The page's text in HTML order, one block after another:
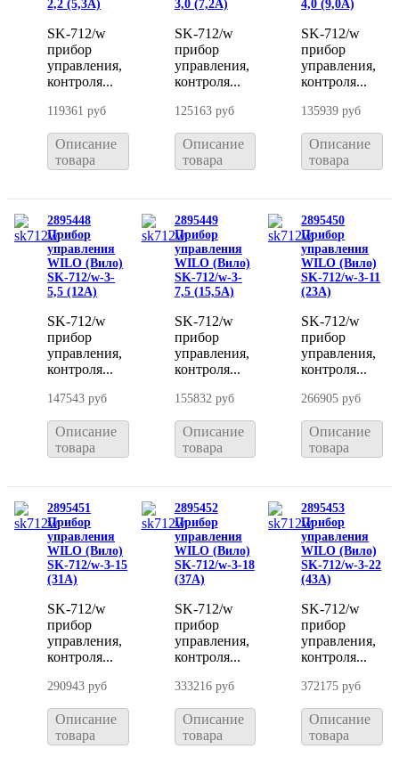
2,2 (5,3A)
SK-712/w
прибор
управления,
контроля...
119361 руб
Описание
товара
3,0 (7,2A)
SK-712/w
прибор
управления,
контроля...
125163 руб
Описание
товара
4,0 (9,0A)
SK-712/w
прибор
управления,
контроля...
135939 руб
Описание
товара
2895448
Прибор
управления
WILO (Вило)
SK-712/w-3-
5,5 (12A)
SK-712/w
прибор
управления,
контроля...
147543 руб
Описание
товара
2895449
Прибор
управления
WILO (Вило)
SK-712/w-3-
7,5 (15,5A)
SK-712/w
прибор
управления,
контроля...
155832 руб
Описание
товара
2895450
Прибор
управления
WILO (Вило)
SK-712/w-3-11
(23A)
SK-712/w
прибор
управления,
контроля...
266905 руб
Описание
товара
2895451
Прибор
управления
WILO (Вило)
SK-712/w-3-15
(31A)
SK-712/w
прибор
управления,
контроля...
290943 руб
Описание
товара
2895452
Прибор
управления
WILO (Вило)
SK-712/w-3-18
(37A)
SK-712/w
прибор
управления,
контроля...
333216 руб
Описание
товара
2895453
Прибор
управления
WILO (Вило)
SK-712/w-3-22
(43A)
SK-712/w
прибор
управления,
контроля...
372175 руб
Описание
товара